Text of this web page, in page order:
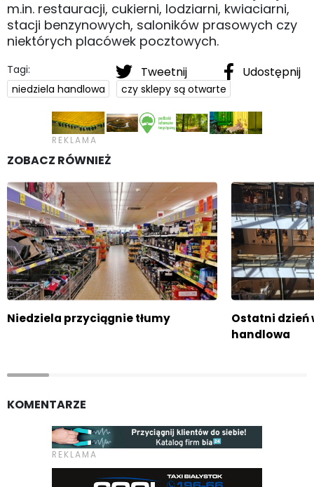
m.in. restauracji, cukierni, lodziarni, kwiaciarni,
stacji benzynowych, saloników prasowych czy
niektórych placówek pocztowych.
Tweetnij Udostępnij
Tagi:
niedziela handlowa
czy sklepy są otwarte
ZOBACZ RÓWNIEŻ
Niedziela przyciągnie tłumy
Ostatni dzień
handlowa
KOMENTARZE